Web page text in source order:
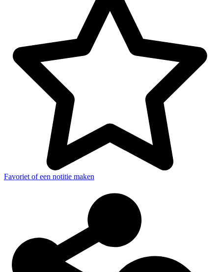
Favoriet of een notitie maken